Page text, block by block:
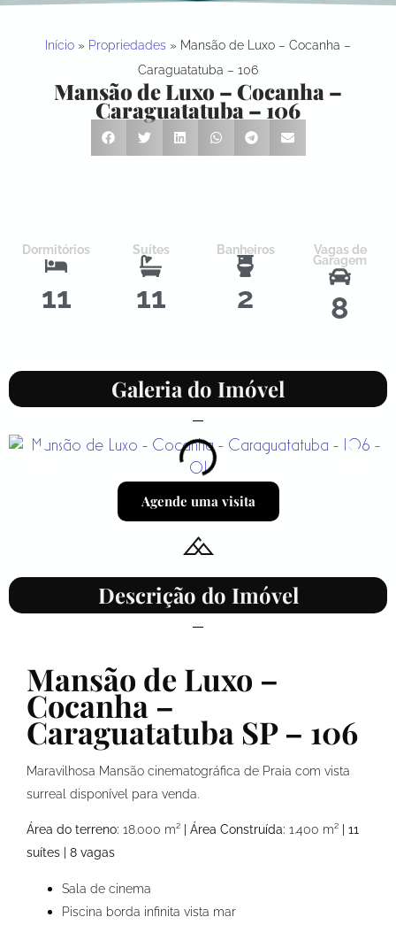
Início » Propriedades » Mansão de Luxo – Cocanha –
Caraguatatuba – 106
Mansão de Luxo – Cocanha –
Caraguatatuba – 106
Dormitórios
11
Suítes
11
Banheiros
2
Vagas de
Garagem
8
Galeria do Imóvel
Agende uma visita
Descrição do Imóvel
Mansão de Luxo –
Cocanha –
Caraguatatuba SP – 106
Maravilhosa Mansão cinematográfica de Praia com vista
surreal disponível para venda.
Área do terreno: 18.000 m² | Área Construída: 1.400 m² | 11
suítes | 8 vagas
Sala de cinema
Piscina borda infinita vista mar